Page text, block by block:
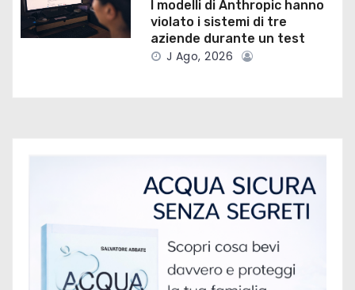
r
t
I modelli di Anthropic hanno
violato i sistemi di tre
aziende durante un test
J Ago, 2026